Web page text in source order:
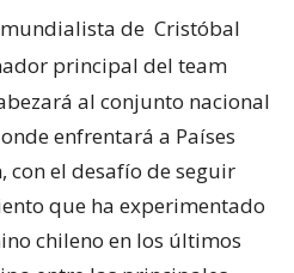
mundialista de Cristóbal
principal del team
al conjunto nacional
enfrentará a Países
con el desafío de seguir
que ha experimentado
chileno en los últimos